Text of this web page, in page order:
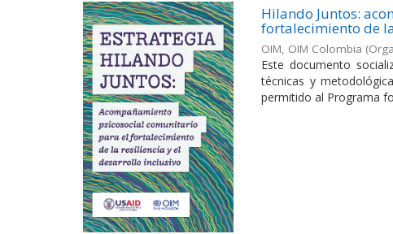
Hilando Juntos:
fortalecimiento de
OIM, OIM Colombia (
Este documento
técnicas y
permitido al Programa